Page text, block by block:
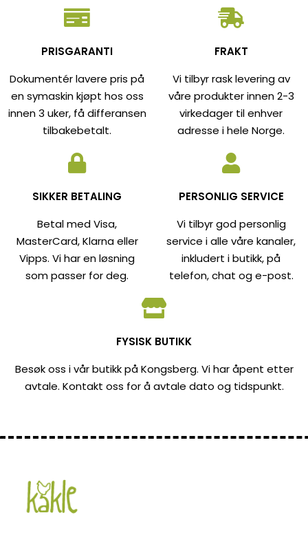
PRISGARANTI
Dokumentér lavere pris på
en symaskin kjøpt hos oss
innen 3 uker, få differansen
tilbakebetalt.
FRAKT
Vi tilbyr rask levering av
våre produkter innen 2-3
virkedager til enhver
adresse i hele Norge.
SIKKER BETALING
Betal med Visa,
MasterCard, Klarna eller
Vipps. Vi har en løsning
som passer for deg.
PERSONLIG SERVICE
Vi tilbyr god personlig
service i alle våre kanaler,
inkludert i butikk, på
telefon, chat og e-post.
FYSISK BUTIKK
Besøk oss i vår butikk på Kongsberg. Vi har åpent etter
avtale. Kontakt oss for å avtale dato og tidspunkt.